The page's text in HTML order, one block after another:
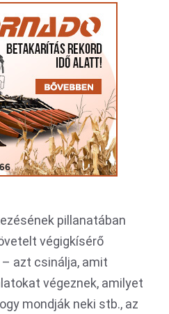
pillanatában
végigkísérő
azt csinálja, amit
végeznek, amilyet
mondják neki stb., az